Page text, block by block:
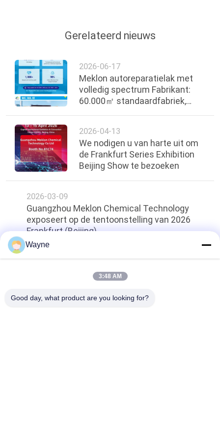
Gerelateerd nieuws
2026-06-17
Meklon autoreparatielak met
volledig spectrum Fabrikant:
60.000㎡ standaardfabriek,
product
2026-04-13
We nodigen u van harte uit om
de Frankfurt Series Exhibition
Beijing Show te bezoeken
2026-03-09
Guangzhou Meklon Chemical Technology
exposeert op de tentoonstelling van 2026
Frankfurt (Beijing)
Bovenkant
Wayne
3:48 AM
Good day, what product are you looking for?